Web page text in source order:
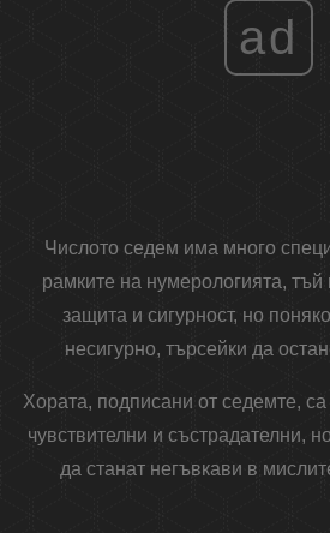
ad
Числото седем има много
рамките на нумерологията, тъй
защита и сигурност, но
несигурно, търсейки да
Хората, подписани от седемте,
чувствителни и състрадателни,
да станат негъвкави в